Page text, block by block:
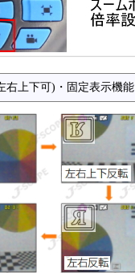
右上下可)・固定表示機能